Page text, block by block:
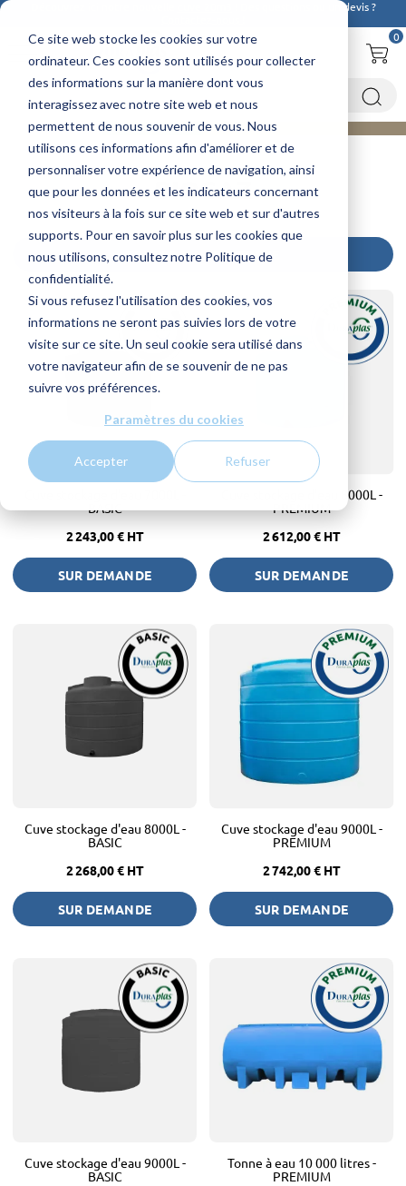
Ce site web stocke les cookies sur votre
ordinateur. Ces cookies sont utilisés pour collecter
des informations sur la manière dont vous
interagissez avec notre site web et nous
permettent de nous souvenir de vous. Nous
utilisons ces informations afin d'améliorer et de
personnaliser votre expérience de navigation, ainsi
que pour les données et les indicateurs concernant
nos visiteurs à la fois sur ce site web et sur d'autres
supports. Pour en savoir plus sur les cookies que
nous utilisons, consultez notre Politique de
confidentialité.
Si vous refusez l'utilisation des cookies, vos
informations ne seront pas suivies lors de votre
visite sur ce site. Un seul cookie sera utilisé dans
votre navigateur afin de se souvenir de ne pas
suivre vos préférences.
Paramètres du cookies
Accepter Refuser
! Des questions ou un devis ?
0
Accueil Activités Biogaz
BIOGAZ
FILTRER MA RECHERCHE
BASIC
2 243,00 € HT
SUR DEMANDE
Cuve stockage d'eau 8000L -
PREMIUM
2 612,00 € HT
SUR DEMANDE
Cuve stockage d'eau 8000L -
BASIC
2 268,00 € HT
SUR DEMANDE
Cuve stockage d'eau 9000L -
PREMIUM
2 742,00 € HT
SUR DEMANDE
Cuve stockage d'eau 9000L -
BASIC
Tonne à eau 10 000 litres -
PREMIUM